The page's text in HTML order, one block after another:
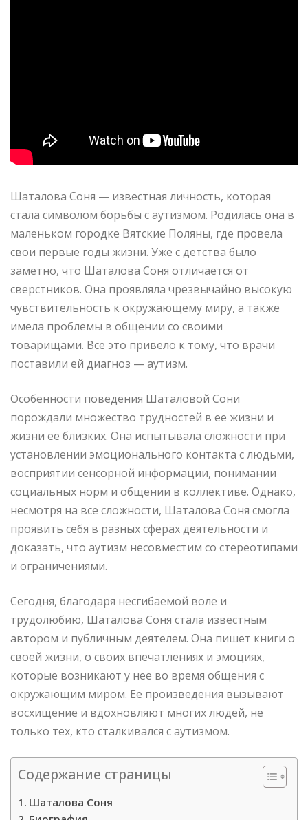
Шаталова Соня — известная личность, которая
стала символом борьбы с аутизмом. Родилась она в
маленьком городке Вятские Поляны, где провела
свои первые годы жизни. Уже с детства было
заметно, что Шаталова Соня отличается от
сверстников. Она проявляла чрезвычайно высокую
чувствительность к окружающему миру, а также
имела проблемы в общении со своими
товарищами. Все это привело к тому, что врачи
поставили ей диагноз — аутизм.
Особенности поведения Шаталовой Сони
порождали множество трудностей в ее жизни и
жизни ее близких. Она испытывала сложности при
установлении эмоционального контакта с людьми,
восприятии сенсорной информации, понимании
социальных норм и общении в коллективе. Однако,
несмотря на все сложности, Шаталова Соня смогла
проявить себя в разных сферах деятельности и
доказать, что аутизм несовместим со стереотипами
и ограничениями.
Сегодня, благодаря несгибаемой воле и
трудолюбию, Шаталова Соня стала известным
автором и публичным деятелем. Она пишет книги о
своей жизни, о своих впечатлениях и эмоциях,
которые возникают у нее во время общения с
окружающим миром. Ее произведения вызывают
восхищение и вдохновляют многих людей, не
только тех, кто сталкивался с аутизмом.
Содержание страницы
Шаталова Соня